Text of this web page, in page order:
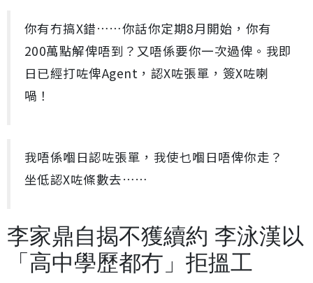
你有冇搞X錯……你話你定期8月開始，你有
200萬點解俾唔到？又唔係要你一次過俾。我即
日已經打咗俾Agent，認X咗張單，簽X咗喇
喎！
我唔係嗰日認咗張單，我使乜嗰日唔俾你走？
坐低認X咗條數去……
李家鼎自揭不獲續約 李泳漢以
「高中學歷都冇」拒搵工